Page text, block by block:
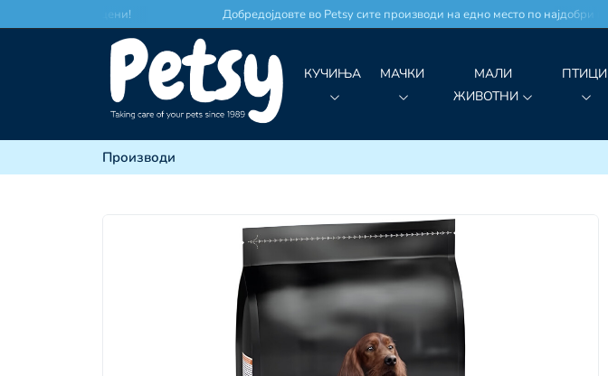
Добредојдовте во Petsy сите производи на едно место по најдобри цени!
КУЧИЊА МАЧКИ
МАЛИ
ЖИВОТНИ
ПТИЦИ
Производи